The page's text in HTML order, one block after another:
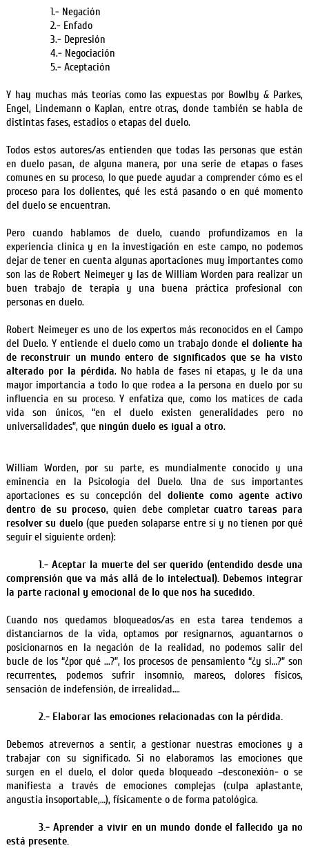
1.- Negación
2.- Enfado
3.- Depresión
4.- Negociación
5.- Aceptación
Y hay muchas más teorías como las expuestas por Bowlby & Parkes,
Engel, Lindemann o Kaplan, entre otras, donde también se habla de
distintas fases, estadios o etapas del duelo.
Todos estos autores/as entienden que todas las personas que están
en duelo pasan, de alguna manera, por una serie de etapas o fases
comunes en su proceso, lo que puede ayudar a comprender cómo es el
proceso para los dolientes, qué les está pasando o en qué momento
del duelo se encuentran.
Pero cuando hablamos de duelo, cuando profundizamos en la
experiencia clínica y en la investigación en este campo, no podemos
dejar de tener en cuenta algunas aportaciones muy importantes como
son las de Robert Neimeyer y las de William Worden para realizar un
buen trabajo de terapia y una buena práctica profesional con
personas en duelo.
Robert Neimeyer es uno de los expertos más reconocidos en el Campo
del Duelo. Y entiende el duelo como un trabajo dondeel doliente ha
de reconstruir un mundo entero de significados que se ha visto
alterado por la pérdida. No habla de fases ni etapas, y le da una
mayor importancia a todo lo que rodea a la persona en duelo por su
influencia en su proceso. Y enfatiza que, como los matices de cada
vida son únicos, “en el duelo existen generalidades pero no
universalidades”, que ningún duelo es igual a otro.
William Worden, por su parte, es mundialmente conocido y una
eminencia en la Psicología del Duelo. Una de sus importantes
aportaciones es su concepción del doliente como agente activo
dentro de su proceso, quien debe completarcuatro tareas para
resolver su duelo (que pueden solaparse entre sí y no tienen por qué
seguir el siguiente orden):
1.- Aceptar la muerte del ser querido (entendido desde una
comprensión que va más allá de lo intelectual). Debemos integrar
la parte racional y emocional de lo que nos ha sucedido.
Cuando nos quedamos bloqueados/as en esta tarea tendemos a
distanciarnos de la vida, optamos por resignarnos, aguantarnos o
posicionarnos en la negación de la realidad, no podemos salir del
bucle de los “¿por qué ...?”, los procesos de pensamiento “¿y si…?” son
recurrentes, podemos sufrir insomnio, mareos, dolores físicos,
sensación de indefensión, de irrealidad….
2.- Elaborar las emociones relacionadas con la pérdida.
Debemos atrevernos a sentir, a gestionar nuestras emociones y a
trabajar con su significado. Si no elaboramos las emociones que
surgen en el duelo, el dolor queda bloqueado –desconexión- o se
manifiesta a través de emociones complejas (culpa aplastante,
angustia insoportable,…), físicamente o de forma patológica.
3.- Aprender a vivir en un mundo donde el fallecido ya no
está presente.